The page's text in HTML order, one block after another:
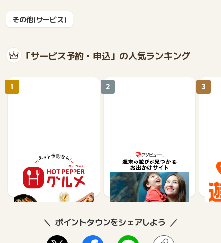
その他(サービス)
「サービス予約・申込」の人気ランキング
【ホットペッパーグル
メ】レストラン予約
85
1
遊び予約／レジャーチケ
ット購入サイト「アソビ
ュー！」
1.5%
2 3
ポイントタウンをシェアしよう